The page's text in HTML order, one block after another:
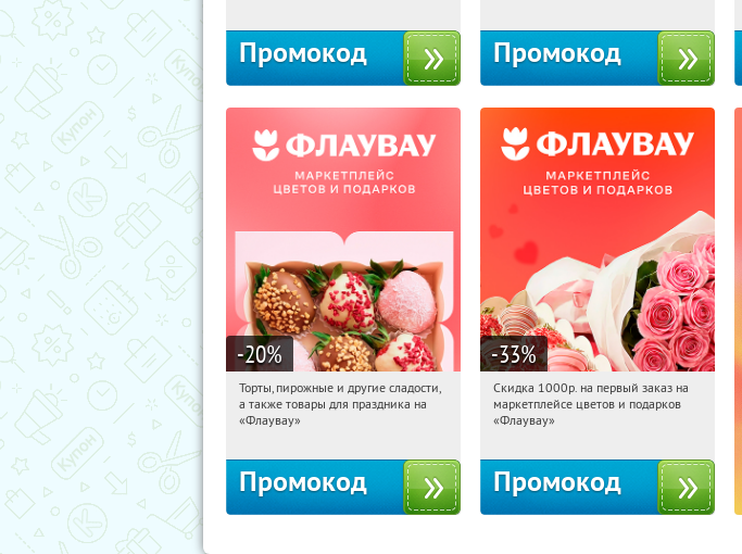
Промокод Промокод
-20%
08:18:53 Получили:
Россия
Торты, пирожные и другие сладости,
а также товары для праздника на
«Флаувау»
Промокод
-33%
08:18:53 Получили:
Россия
Скидка 1000р. на первый заказ на
маркетплейсе цветов и подарков
«Флаувау»
Промокод